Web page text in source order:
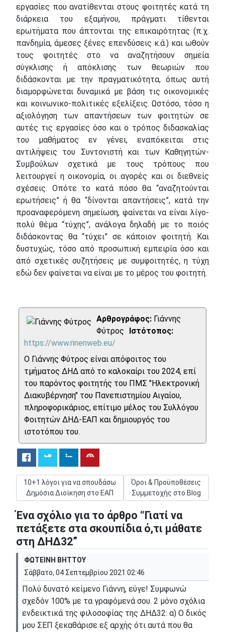
εργασίες που ανατίθενται στους φοιτητές κατά τη
διάρκεια του εξαμήνου, πράγματι τίθενται
ερωτήματα που άπτονται της επικαιρότητας (π.χ.
πανδημία, άμεσες ξένες επενδύσεις κ.ά.) και ωθούν
τους φοιτητές στο να αναζητήσουν σημεία
σύγκλισης ή απόκλισης των θεωριών που
διδάσκονται με την πραγματικότητα, όπως αυτή
διαμορφώνεται δυναμικά με βάση τις οικονομικές
και κοινωνικο-πολιτικές εξελίξεις. Ωστόσο, τόσο η
αξιολόγηση των απαντήσεων των φοιτητών σε
αυτές τις εργασίες όσο και ο τρόπος διδασκαλίας
του μαθήματος εν γένει, εναπόκειται στις
αντιλήψεις του Συντονιστή και των Καθηγητών-
Συμβούλων σχετικά με τους τρόπους που
λειτουργεί η οικονομία, οι αγορές και οι διεθνείς
σχέσεις. Οπότε το κατά πόσο θα “αναζητούνται
ερωτήσεις” ή θα “δίνονται απαντήσεις”, κατά την
προαναφερόμενη σημείωση, φαίνεται να είναι λίγο-
πολύ θέμα “τύχης”, ανάλογα δηλαδή με το ποιός
διδάσκοντας θα “τύχει” σε κάποιον φοιτητή. Και
δυστυχώς, τόσο από προσωπική εμπειρία όσο και
από σχετικές συζητήσεις με συμφοιτητές, η τύχη
εδώ δεν φαίνεται να είναι με το μέρος του φοιτητή.
Αρθρογράφος: Γιάννης
Φύτρος
Ιστότοπος:
https://www.rinenweb.eu/
Ο Γιάννης Φύτρος είναι απόφοιτος του
τμήματος ΔΗΔ από το καλοκαίρι του 2024, επί
του παρόντος φοιτητής του ΠΜΣ "Ηλεκτρονική
Διακυβέρνηση" του Πανεπιστημίου Αιγαίου,
πληροφορικάριος, επίτιμο μέλος του Συλλόγου
Φοιτητών ΔΗΔ-ΕΑΠ και δημιουργός του
ιστοτόπου του.
Προηγούμενο άρθρο: 10+1 λόγοι για να σπουδάσω Δημόσια
10+1 λόγοι για να σπουδάσω
Δημόσια Διοίκηση στο ΕΑΠ
Επόμενο άρθρο: Όροι &
Όροι & Προϋποθέσεις
Συμμετοχής στο Blog
Ένα σχόλιο για το άρθρο “Γιατί να
πετάξετε στα σκουπίδια ό,τι μάθατε
στη ΔΗΔ32”
ΦΩΤΕΙΝΗ ΒΗΤΤΟΥ
Σάββατο, 04 Σεπτεμβρίου 2021 02:46
Πολύ δυνατό κείμενο Γιάννη, εύγε! Συμφωνώ
σχεδόν 100% με τα γραφόμενά σου. 2 μόνο σχόλια
ενδεικτικά της φιλοσοφίας της ΔΗΔ32: α) Ο δικός
μου ΣΕΠ ξεκαθάρισε εξ αρχής ότι αυτά που θα